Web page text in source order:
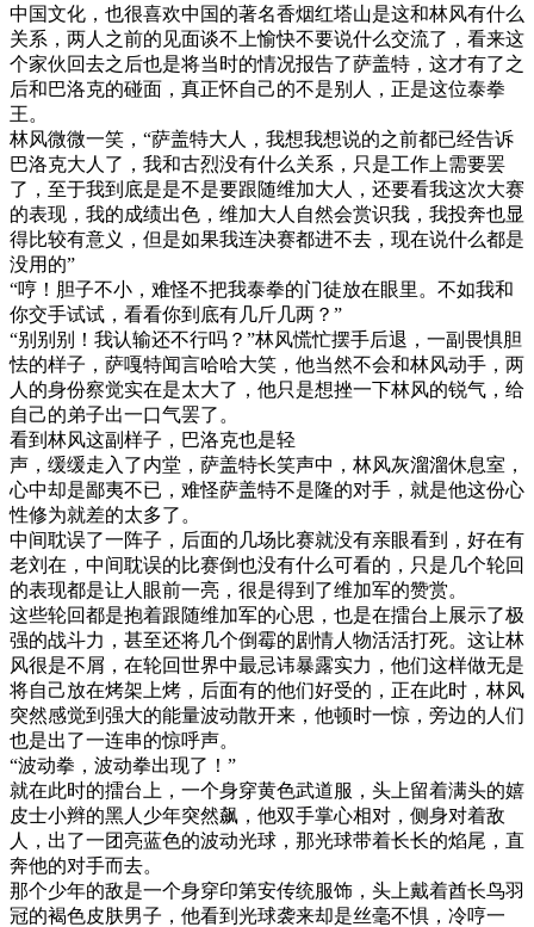
中国文化，也很喜欢中国的著名香烟红塔山是这和林风有什么
关系，两人之前的见面谈不上愉快不要说什么交流了，看来这
个家伙回去之后也是将当时的情况报告了萨盖特，这才有了之
后和巴洛克的碰面，真正怀自己的不是别人，正是这位泰拳
王。
林风微微一笑，“萨盖特大人，我想我想说的之前都已经告诉
巴洛克大人了，我和古烈没有什么关系，只是工作上需要罢
了，至于我到底是是不是要跟随维加大人，还要看我这次大赛
的表现，我的成绩出色，维加大人自然会赏识我，我投奔也显
得比较有意义，但是如果我连决赛都进不去，现在说什么都是
没用的”
“哼！胆子不小，难怪不把我泰拳的门徒放在眼里。不如我和
你交手试试，看看你到底有几斤几两？”
“别别别！我认输还不行吗？”林风慌忙摆手后退，一副畏惧胆
怯的样子，萨嘎特闻言哈哈大笑，他当然不会和林风动手，两
人的身份察觉实在是太大了，他只是想挫一下林风的锐气，给
自己的弟子出一口气罢了。
看到林风这副样子，巴洛克也是轻
声，缓缓走入了内堂，萨盖特长笑声中，林风灰溜溜休息室，
心中却是鄙夷不已，难怪萨盖特不是隆的对手，就是他这份心
性修为就差的太多了。
中间耽误了一阵子，后面的几场比赛就没有亲眼看到，好在有
老刘在，中间耽误的比赛倒也没有什么可看的，只是几个轮回
的表现都是让人眼前一亮，很是得到了维加军的赞赏。
这些轮回都是抱着跟随维加军的心思，也是在擂台上展示了极
强的战斗力，甚至还将几个倒霉的剧情人物活活打死。这让林
风很是不屑，在轮回世界中最忌讳暴露实力，他们这样做无是
将自己放在烤架上烤，后面有的他们好受的，正在此时，林风
突然感觉到强大的能量波动散开来，他顿时一惊，旁边的人们
也是出了一连串的惊呼声。
“波动拳，波动拳出现了！”
就在此时的擂台上，一个身穿黄色武道服，头上留着满头的嬉
皮士小辫的黑人少年突然飙，他双手掌心相对，侧身对着敌
人，出了一团亮蓝色的波动光球，那光球带着长长的焰尾，直
奔他的对手而去。
那个少年的敌是一个身穿印第安传统服饰，头上戴着酋长鸟羽
冠的褐色皮肤男子，他看到光球袭来却是丝毫不惧，冷哼一